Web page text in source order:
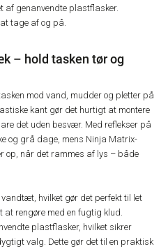
af genanvendte plastflasker.
tage af og på.
– hold tasken tør og
mod vand, mudder og pletter på
kant gør det hurtigt at montere
det uden besvær. Med reflekser på
og grå dage, mens Ninja Matrix-
op, når det rammes af lys – både
hvilket gør det perfekt til let
at rengøre med en fugtig klud.
plastflasker, hvilket sikrer
valg. Dette gør det til en praktisk